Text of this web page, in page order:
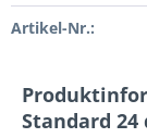
Artikel-Nr.:
Standard